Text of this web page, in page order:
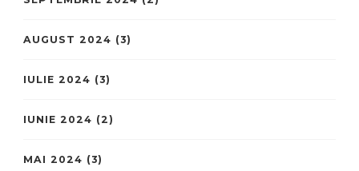
AUGUST 2024 (3)
IULIE 2024 (3)
IUNIE 2024 (2)
MAI 2024 (3)